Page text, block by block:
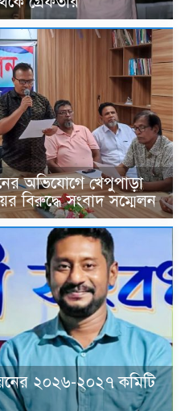
অভিযোগে খেপুপাড়া
বিরুদ্ধে সংবাদ সম্মেলন
২০২৬-২০২৭ কমিটি